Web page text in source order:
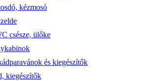
kézmosó
csésze, ülőke
és kiegészítők
kiegészítők